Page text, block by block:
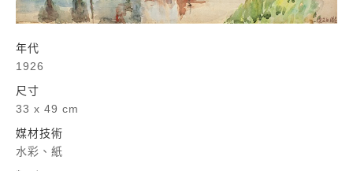
年代
1926
尺寸
33 x 49 cm
媒材技術
水彩、紙